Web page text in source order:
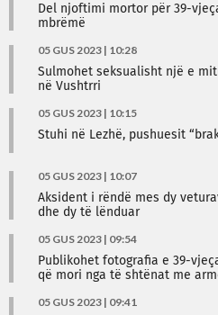
Del njoftimi mortor për 39-
mbrëmë
05 GUS 2023 | 10:28
Sulmohet seksualisht një e
në Vushtrri
05 GUS 2023 | 10:15
Stuhi në Lezhë, pushuesit
05 GUS 2023 | 10:07
Aksident i rëndë mes dy
dhe dy të lënduar
05 GUS 2023 | 09:54
Publikohet fotografia e 39-
që mori nga të shtënat me
05 GUS 2023 | 09:41